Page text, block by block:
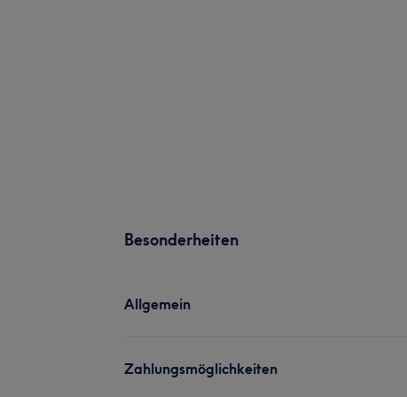
Besonderheiten
Allgemein
Zahlungsmöglichkeiten